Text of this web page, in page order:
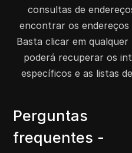
consultas de
encontrar os endereços
Basta clicar em
poderá recuperar os
específicos e as listas
Perguntas
frequentes -